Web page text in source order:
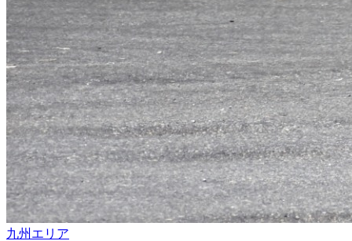
九州エリア